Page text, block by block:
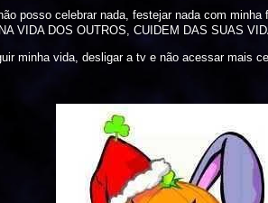
posso celebrar nada, festejar nada com
VIDA DOS OUTROS, CUIDEM DAS SUAS
minha vida, desligar a tv e não acessar mais